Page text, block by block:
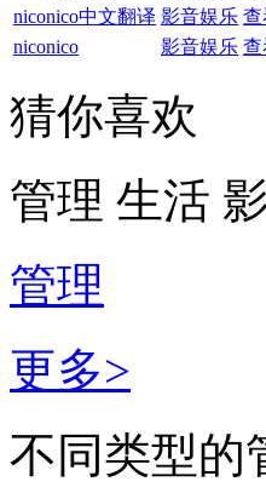
niconico中文翻译 影音娱乐 查
niconico
影音娱乐 查
猜你喜欢
管理 生活
管理
更多>
不同类型的